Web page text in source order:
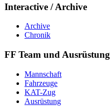
Interactive / Archive
Archive
Chronik
FF Team und Ausrüstung
Mannschaft
Fahrzeuge
KAT-Zug
Ausrüstung